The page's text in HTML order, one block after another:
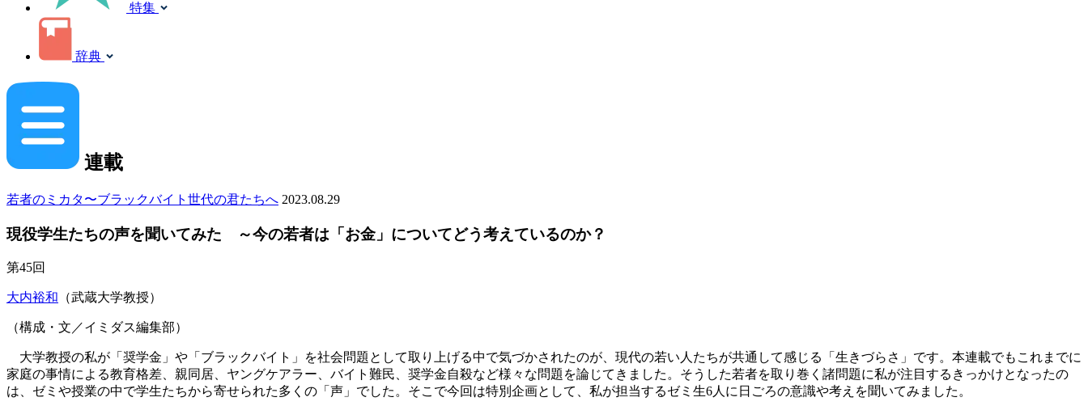
特集
辞典
連載
若者のミカタ〜ブラックバイト世代の君たちへ 2023.08.29
現役学生たちの声を聞いてみた ～今の若者は「お金」についてどう考えているのか？
第45回
大内裕和 （武蔵大学教授）
（構成・文／イミダス編集部）
大学教授の私が「奨学金」や「ブラックバイト」を社会問題として取り上げる中で気づかされたのが、現代の若い人たちが共通して感じる「生きづらさ」です。本連載でもこれまでに
家庭の事情による教育格差、親同居、ヤングケアラー、バイト難民、奨学金自殺など様々な問題を論じてきました。そうした若者を取り巻く諸問題に私が注目するきっかけとなったの
は、ゼミや授業の中で学生たちから寄せられた多くの「声」でした。そこで今回は特別企画として、私が担当するゼミ生6人に日ごろの意識や考えを聞いてみました。